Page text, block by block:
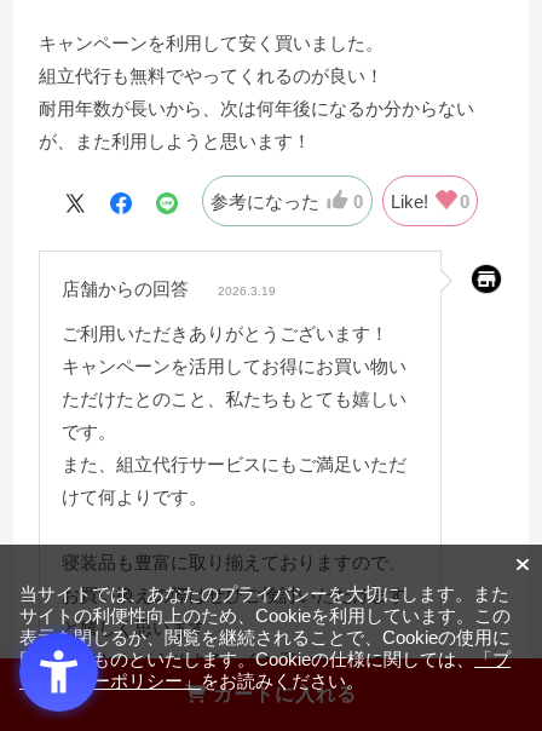
カートに入れる
キャンペーンを利用して安く買いました。
組立代行も無料でやってくれるのが良い！
耐用年数が長いから、次は何年後になるか分からない
が、また利用しようと思います！
参考になった 0 Like! 0
店舗からの回答 2026.3.19
ご利用いただきありがとうございます！
キャンペーンを活用してお得にお買い物い
ただけたとのこと、私たちもとても嬉しい
です。
また、組立代行サービスにもご満足いただ
けて何よりです。
寝装品も豊富に取り揃えておりますので、
お買い換えの際はぜひご検討いただけます
と嬉しく思います。
今後ともどうぞよろしくお願いいたしま
す。
当サイトでは、あなたのプライバシーを大切にします。また
サイトの利便性向上のため、Cookieを利用しています。この
表示を閉じるか、閲覧を継続されることで、Cookieの使用に
同意するものといたします。Cookieの仕様に関しては、「プ
ライバシーポリシー」をお読みください。